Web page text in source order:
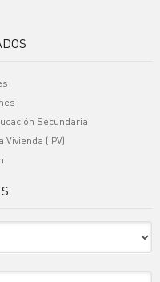
Secundaria
(IPV)